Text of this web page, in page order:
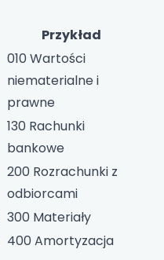
Przykład
010 Wartości
niematerialne i
prawne
130 Rachunki
bankowe
200 Rozrachunki z
odbiorcami
300 Materiały
400 Amortyzacja